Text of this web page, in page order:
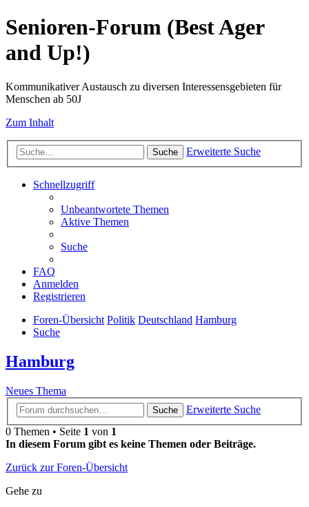
Senioren-Forum (Best Ager
and Up!)
Kommunikativer Austausch zu diversen Interessensgebieten für
Menschen ab 50J
Zum Inhalt
Suche Erweiterte Suche
Schnellzugriff
Unbeantwortete Themen
Aktive Themen
Suche
FAQ
Anmelden
Registrieren
Foren-Übersicht Politik Deutschland Hamburg
Suche
Hamburg
Neues Thema
Suche
Erweiterte Suche
0 Themen • Seite 1 von 1
In diesem Forum gibt es keine Themen oder Beiträge.
Zurück zur Foren-Übersicht
Gehe zu